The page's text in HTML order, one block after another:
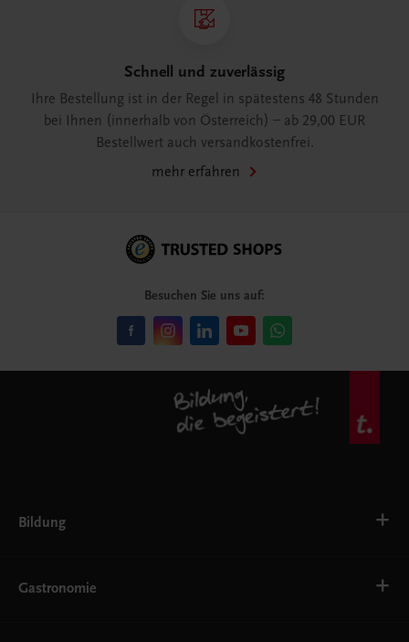
Schnell und zuverlässig
Ihre Bestellung ist in der Regel in spätestens 48 Stunden
bei Ihnen (innerhalb von Österreich) – ab 29,00 EUR
Bestellwert auch versandkostenfrei.
mehr erfahren
Besuchen Sie uns auf:
Bildung
AHS
Gastronomie